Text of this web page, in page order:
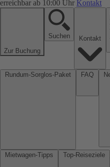
erreichbar ab 10:00 Uhr Kontakt
Zur Buchung
Suchen